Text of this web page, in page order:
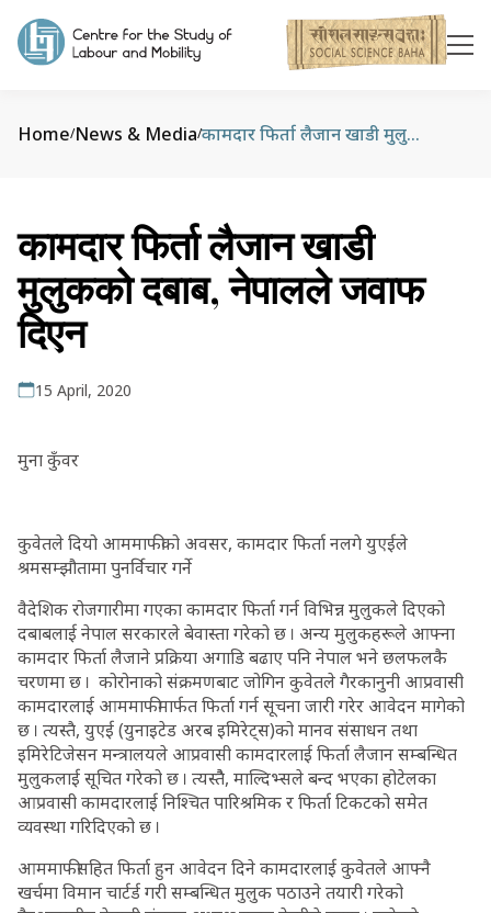
Home/News & Media/ कामदार फिर्ता लैजान खाडी मुलुकको दबाब, नेपालले जवाफ दिएन
कामदार फिर्ता लैजान खाडी
मुलुकको दबाब, नेपालले जवाफ
दिएन
15 April, 2020
मुना कुँवर
कुवेतले दियो आममाफीको अवसर, कामदार फिर्ता नलगे युएईले
श्रमसम्झौतामा पुनर्विचार गर्ने
वैदेशिक रोजगारीमा गएका कामदार फिर्ता गर्न विभिन्न मुलुकले दिएको
दबाबलाई नेपाल सरकारले बेवास्ता गरेको छ । अन्य मुलुकहरूले आफ्ना
कामदार फिर्ता लैजाने प्रक्रिया अगाडि बढाए पनि नेपाल भने छलफलकै
चरणमा छ । कोरोनाको संक्रमणबाट जोगिन कुवेतले गैरकानुनी आप्रवासी
कामदारलाई आममाफीमार्फत फिर्ता गर्न सूचना जारी गरेर आवेदन मागेको
छ । त्यस्तै, युएई (युनाइटेड अरब इमिरेट्स)को मानव संसाधन तथा
इमिरेटिजेसन मन्त्रालयले आप्रवासी कामदारलाई फिर्ता लैजान सम्बन्धित
मुलुकलाई सूचित गरेको छ । त्यस्तैै, माल्दिभ्सले बन्द भएका होटेलका
आप्रवासी कामदारलाई निश्चित पारिश्रमिक र फिर्ता टिकटको समेत
व्यवस्था गरिदिएको छ ।
आममाफीसहित फिर्ता हुन आवेदन दिने कामदारलाई कुवेतले आफ्नै
खर्चमा विमान चार्टर्ड गरी सम्बन्धित मुलुक पठाउने तयारी गरेको